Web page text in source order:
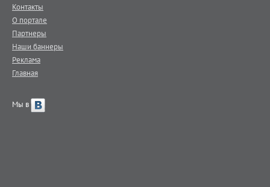
Контакты
О портале
Партнеры
Наши баннеры
Реклама
Главная
Мы в